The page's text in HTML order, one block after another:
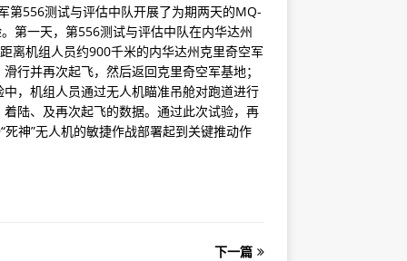
第556测试与评估中队开展了为期两天的MQ-
第一天，第556测试与评估中队在内华达州
离机组人员约900千米的内华达州克里奇空军
行并再次起飞，然后返回克里奇空军基地；
，机组人员通过无人机瞄准吊舱对跑道进行
陆、及再次起飞的数据。通过此次试验，再
神”无人机的敏捷作战部署起到关键推动作
下一篇